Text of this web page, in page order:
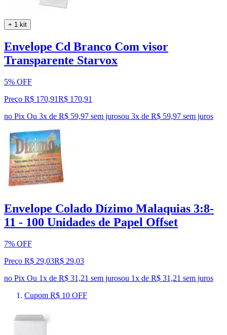
+ 1 kit
Envelope Cd Branco Com visor
Transparente Starvox
5% OFF
Preço R$ 170,91R$ 170,91
no Pix Ou 3x de R$ 59,97 sem jurosou 3x de R$ 59,97 sem juros
Envelope Colado Dízimo Malaquias 3:8-
11 - 100 Unidades de Papel Offset
7% OFF
Preço R$ 29,03R$ 29,03
no Pix Ou 1x de R$ 31,21 sem jurosou 1x de R$ 31,21 sem juros
Cupom R$ 10 OFF